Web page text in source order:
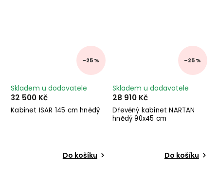
–25 %
Kabinet ISAR 145 cm hnědý
Skladem u dodavatele
32 500 Kč
Do košíku
–25 %
Dřevěný kabinet NARTAN
hnědý 90x45 cm
Skladem u dodavatele
28 910 Kč
Do košíku